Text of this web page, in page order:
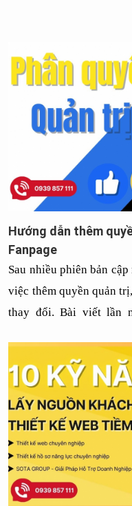
Hướng dẫn thêm
Fanpage
Sau nhiều phiên bản
việc thêm quyền quản
thay đổi. Bài viết lần